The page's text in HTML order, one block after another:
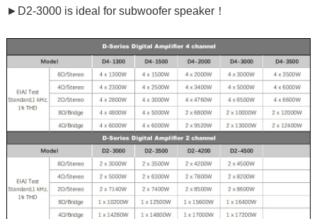
►D2-3000 is ideal for subwoofer speaker！